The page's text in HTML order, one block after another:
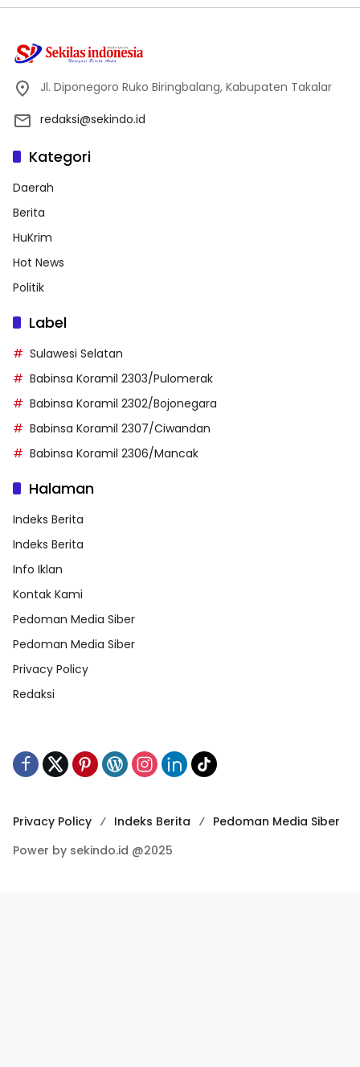
Jl. Diponegoro Ruko Biringbalang, Kabupaten Takalar
redaksi@sekindo.id
Kategori
Daerah
Berita
HuKrim
Hot News
Politik
Label
Sulawesi Selatan
Babinsa Koramil 2303/Pulomerak
Babinsa Koramil 2302/Bojonegara
Babinsa Koramil 2307/Ciwandan
Babinsa Koramil 2306/Mancak
Halaman
Indeks Berita
Indeks Berita
Info Iklan
Kontak Kami
Pedoman Media Siber
Pedoman Media Siber
Privacy Policy
Redaksi
Privacy Policy Indeks Berita
Pedoman Media Siber
Power by sekindo.id @2025